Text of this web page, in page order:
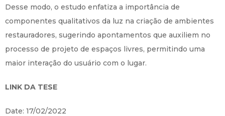
Desse modo, o estudo enfatiza a importância de
componentes qualitativos da luz na criação de ambientes
restauradores, sugerindo apontamentos que auxiliem no
processo de projeto de espaços livres, permitindo uma
maior interação do usuário com o lugar.
LINK DA TESE
Date: 17/02/2022